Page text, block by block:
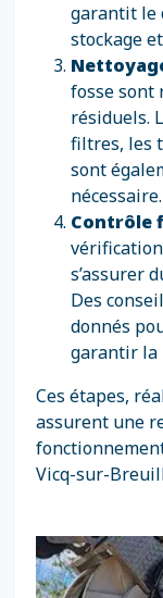
garantit le
stockage
fosse sont
résiduels.
filtres, les
sont
nécessaire.
Contrôle
s’assurer
Des
donnés
garantir la
Ces étapes,
assurent une
Vicq-sur-